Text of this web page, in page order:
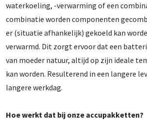
waterkoeling, -verwarming of een
combinatie worden componenten
er (situatie afhankelijk) gekoeld kan
verwarmd. Dit zorgt ervoor dat een
van moeder natuur, altijd op zijn ideale
kan worden. Resulterend in een langere
langere werkdag.
Hoe werkt dat bij onze accupakketten?